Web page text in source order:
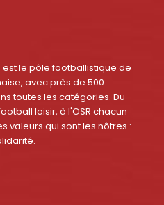
est le pôle footballistique de
avec près de 500
toutes les catégories. Du
loisir, à l'OSR chacun
valeurs qui sont les nôtres :